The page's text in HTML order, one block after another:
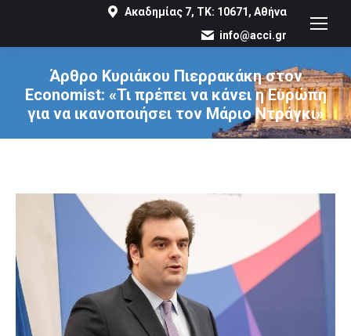
Ακαδημίας 7, ΤΚ: 10671, Αθήνα
info@acci.gr
Άρθρο Κυριάκου Πιερρακάκη στον
Economist: «Τι πρέπει να κάνει η Ευρώπη
για να ικανοποιήσει τον Μάριο Ντράγκι»
You are here: